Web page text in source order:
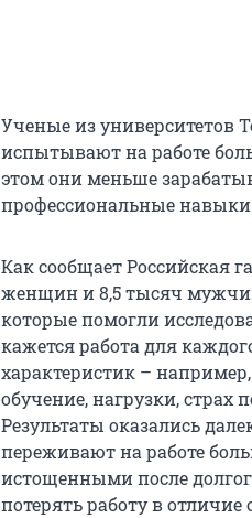
Ученые из
испытывают на работе
этом они меньше
профессиональные
Как сообщает Российская
женщин и 8,5 тысяч
которые помогли
кажется работа для
характеристик –
обучение, нагрузки, страх
Результаты оказались
переживают на работе
истощенными после
потерять работу в